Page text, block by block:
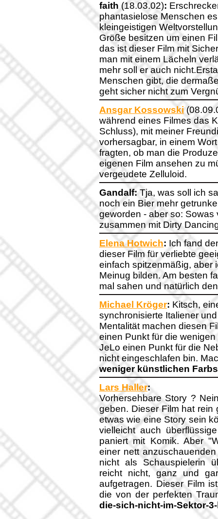
faith (18.03.02):
phantasielose Menschen
kleingeistigen
Größe besitzen um einen
das ist dieser Film mit
man mit einem Lächeln
mehr soll er auch
Menschen gibt, die
geht sicher nicht zum
Ansgar Kossowski
während eines Filmes das
Schluss), mit meiner
vorhersagbar, in einem
fragten, ob man die
eigenen Film ansehen zu
vergeudete Zelluloid.
Gandalf:Tja, was soll ich
noch ein Bier mehr
geworden - aber so:
zusammen mit Dirty
Elena Hotwich: Ich fand
dieser Film für verliebte
einfach spitzenmäßig, aber
Meinug bilden. Am besten
mal sahen und natürlich
Michael Kröger: Kitsch,
synchronisierte Italiener
Mentalität machen diesen
einen Punkt für die
JeLo einen Punkt für die
nicht eingeschlafen bin.
weniger künstlichen
Lars Haller:
Vorhersehbare Story ?
geben. Dieser Film hat rein
etwas wie eine Story sein
vielleicht auch
paniert mit Komik. Aber
einer nett
nicht als Schauspielerin
reicht nicht, ganz und
aufgetragen. Dieser Film
die von der perfekten
die-sich-nicht-im-Sektor-